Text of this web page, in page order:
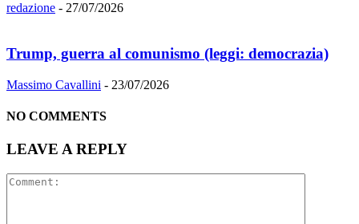
redazione - 27/07/2026
Trump, guerra al comunismo (leggi: democrazia)
Massimo Cavallini - 23/07/2026
NO COMMENTS
LEAVE A REPLY